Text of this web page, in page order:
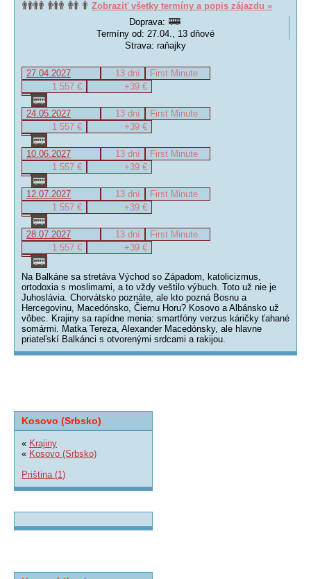
Zobraziť všetky termíny a popis zájazdu »
Doprava:
Termíny od: 27.04., 13 dňové
Strava: raňajky
27.04.2027 13 dní
First Minute
1 557 €
+39 €
24.05.2027 13 dní
First Minute
1 557 €
+39 €
10.06.2027 13 dní
First Minute
1 557 €
+39 €
12.07.2027 13 dní
First Minute
1 557 €
+39 €
28.07.2027 13 dní
First Minute
1 557 €
+39 €
Na Balkáne sa stretáva Východ so Západom, katolicizmus,
ortodoxia s moslimami, a to vždy veštilo výbuch. Toto už nie je
Juhoslávia. Chorvátsko poznáte, ale kto pozná Bosnu a
Hercegovinu, Macedónsko, Čiernu Horu? Kosovo a Albánsko už
vôbec. Krajiny sa rapídne menia: smartfóny verzus káričky ťahané
somármi. Matka Tereza, Alexander Macedónsky, ale hlavne
priateľskí Balkánci s otvorenými srdcami a rakijou.
Kosovo (Srbsko)
« Krajiny
« Kosovo (Srbsko)
Priština (1)